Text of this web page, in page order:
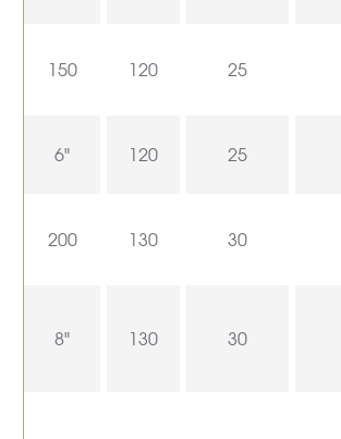
150 120 25
6" 120 25
200 130 30
8" 130 30